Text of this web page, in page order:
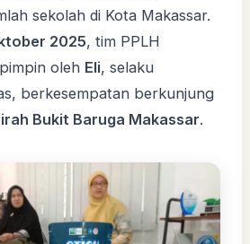
sekolah di Kota Makassar.
2025, tim PPLH
oleh Eli, selaku
berkesempatan berkunjung
Bukit Baruga Makassar.